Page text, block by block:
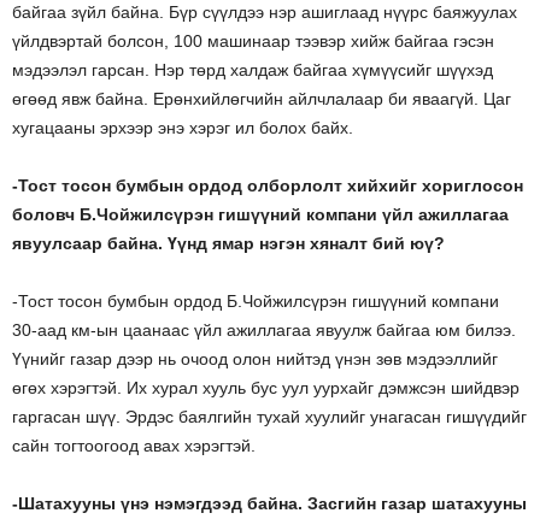
байгаа зүйл байна. Бүр сүүлдээ нэр ашиглаад нүүрс баяжуулах
үйлдвэртай болсон, 100 машинаар тээвэр хийж байгаа гэсэн
мэдээлэл гарсан. Нэр төрд халдаж байгаа хүмүүсийг шүүхэд
өгөөд явж байна. Ерөнхийлөгчийн айлчлалаар би яваагүй. Цаг
хугацааны эрхээр энэ хэрэг ил болох байх.
-Тост тосон бумбын ордод олборлолт хийхийг хориглосон
боловч Б.Чойжилсүрэн гишүүний компани үйл ажиллагаа
явуулсаар байна. Үүнд ямар нэгэн хяналт бий юү?
-Тост тосон бумбын ордод Б.Чойжилсүрэн гишүүний компани
30-аад км-ын цаанаас үйл ажиллагаа явуулж байгаа юм билээ.
Үүнийг газар дээр нь очоод олон нийтэд үнэн зөв мэдээллийг
өгөх хэрэгтэй. Их хурал хууль бус уул уурхайг дэмжсэн шийдвэр
гаргасан шүү. Эрдэс баялгийн тухай хуулийг унагасан гишүүдийг
сайн тогтоогоод авах хэрэгтэй.
-Шатахууны үнэ нэмэгдээд байна. Засгийн газар шатахууны